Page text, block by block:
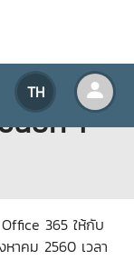
TH
นปีที่ 1
365 ให้กับ
าคม 2560 เวลา